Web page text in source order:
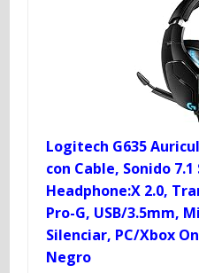
Logitech G635
con Cable, Sonido
Headphone:X 2.0,
Pro-G, USB/3.5mm,
Silenciar, PC/Xbox
Negro